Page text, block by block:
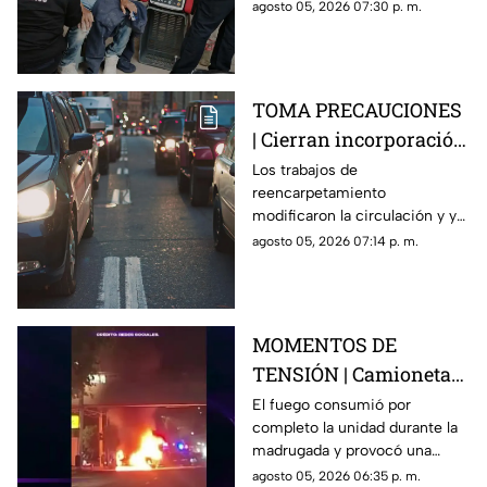
de una vivienda y tuvo que
agosto 05, 2026 07:30 p. m.
TOMA PRECAUCIONES
| Cierran incorporación
hacia la carretera 57;
esta es la zona afectada
Los trabajos de
reencarpetamiento
modificaron la circulación y ya
generan carga vehicular en el
agosto 05, 2026 07:14 p. m.
MOMENTOS DE
TENSIÓN | Camioneta
termina calcinada
sobre avenida
Constituyentes; así se
El fuego consumió por
completo la unidad durante la
madrugada y provocó una
intensa movilización en una de
agosto 05, 2026 06:35 p. m.